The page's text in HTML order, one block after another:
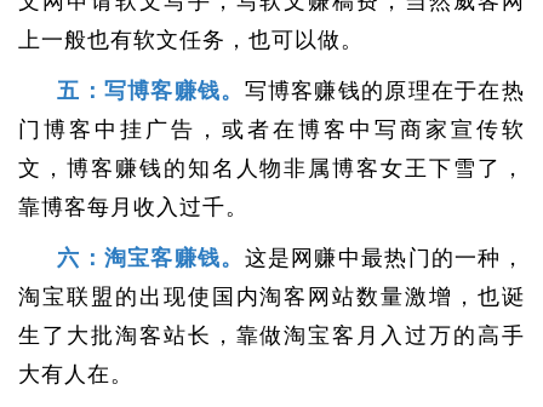
上一般也有软文任务，也可以做。
五：写博客赚钱。 写博客赚钱的原理在于在热
门博客中挂广告，或者在博客中写商家宣传软
文，博客赚钱的知名人物非属博客女王下雪了，
靠博客每月收入过千。
六：淘宝客赚钱。 这是网赚中最热门的一种，
淘宝联盟的出现使国内淘客网站数量激增，也诞
生了大批淘客站长，靠做淘宝客月入过万的高手
大有人在。